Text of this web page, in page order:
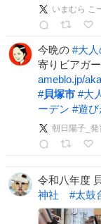
いまむら
今晩の #大人
寄りビアガ
ameblo.jp/
#貝塚市 #大
ーデン #遊
朝日陽子_
令和八年度
神社
#太鼓